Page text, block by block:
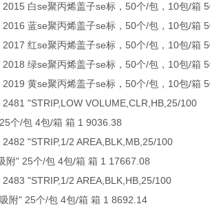
白se聚丙烯盖子se标，50个/包，10包/箱
蓝se聚丙烯盖子se标，50个/包，10包/箱
红se聚丙烯盖子se标，50个/包，10包/箱
绿se聚丙烯盖子se标，50个/包，10包/箱
黄se聚丙烯盖子se标，50个/包，10包/箱
"STRIP,LOW VOLUME,CLR,HB,25/100
个/包 4包/箱 箱 1 9036.38
"STRIP,1/2 AREA,BLK,MB,25/100
附" 25个/包 4包/箱 箱 1 17667.08
"STRIP,1/2 AREA,BLK,HB,25/100
附" 25个/包 4包/箱 箱 1 8692.14